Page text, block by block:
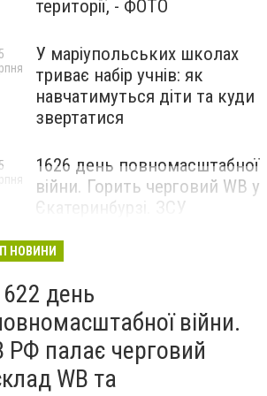
території, - ФОТО
У маріупольських школах
триває набір учнів: як
навчатимуться діти та куди
звертатися
1626 день повномасштабної
війни. Горить черговий WB у
Єкатеринбурзі. ЗСУ
Маріуполі
НОВИНИ
день
війни.
РФ палає черговий
WB та